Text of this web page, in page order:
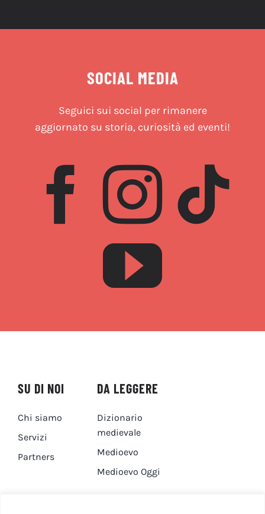
SOCIAL MEDIA
Seguici sui social per rimanere
aggiornato su storia, curiosità ed eventi!
SU DI NOI
Chi siamo
Servizi
Partners
DA LEGGERE
Dizionario
medievale
Medioevo
Medioevo Oggi